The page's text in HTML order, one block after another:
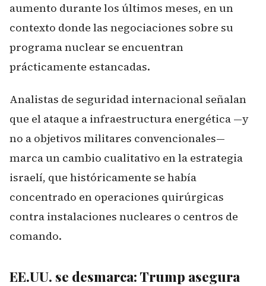
aumento durante los últimos meses, en un
contexto donde las negociaciones sobre su
programa nuclear se encuentran
prácticamente estancadas.
Analistas de seguridad internacional señalan
que el ataque a infraestructura energética —y
no a objetivos militares convencionales—
marca un cambio cualitativo en la estrategia
israelí, que históricamente se había
concentrado en operaciones quirúrgicas
contra instalaciones nucleares o centros de
comando.
EE.UU. se desmarca: Trump asegura